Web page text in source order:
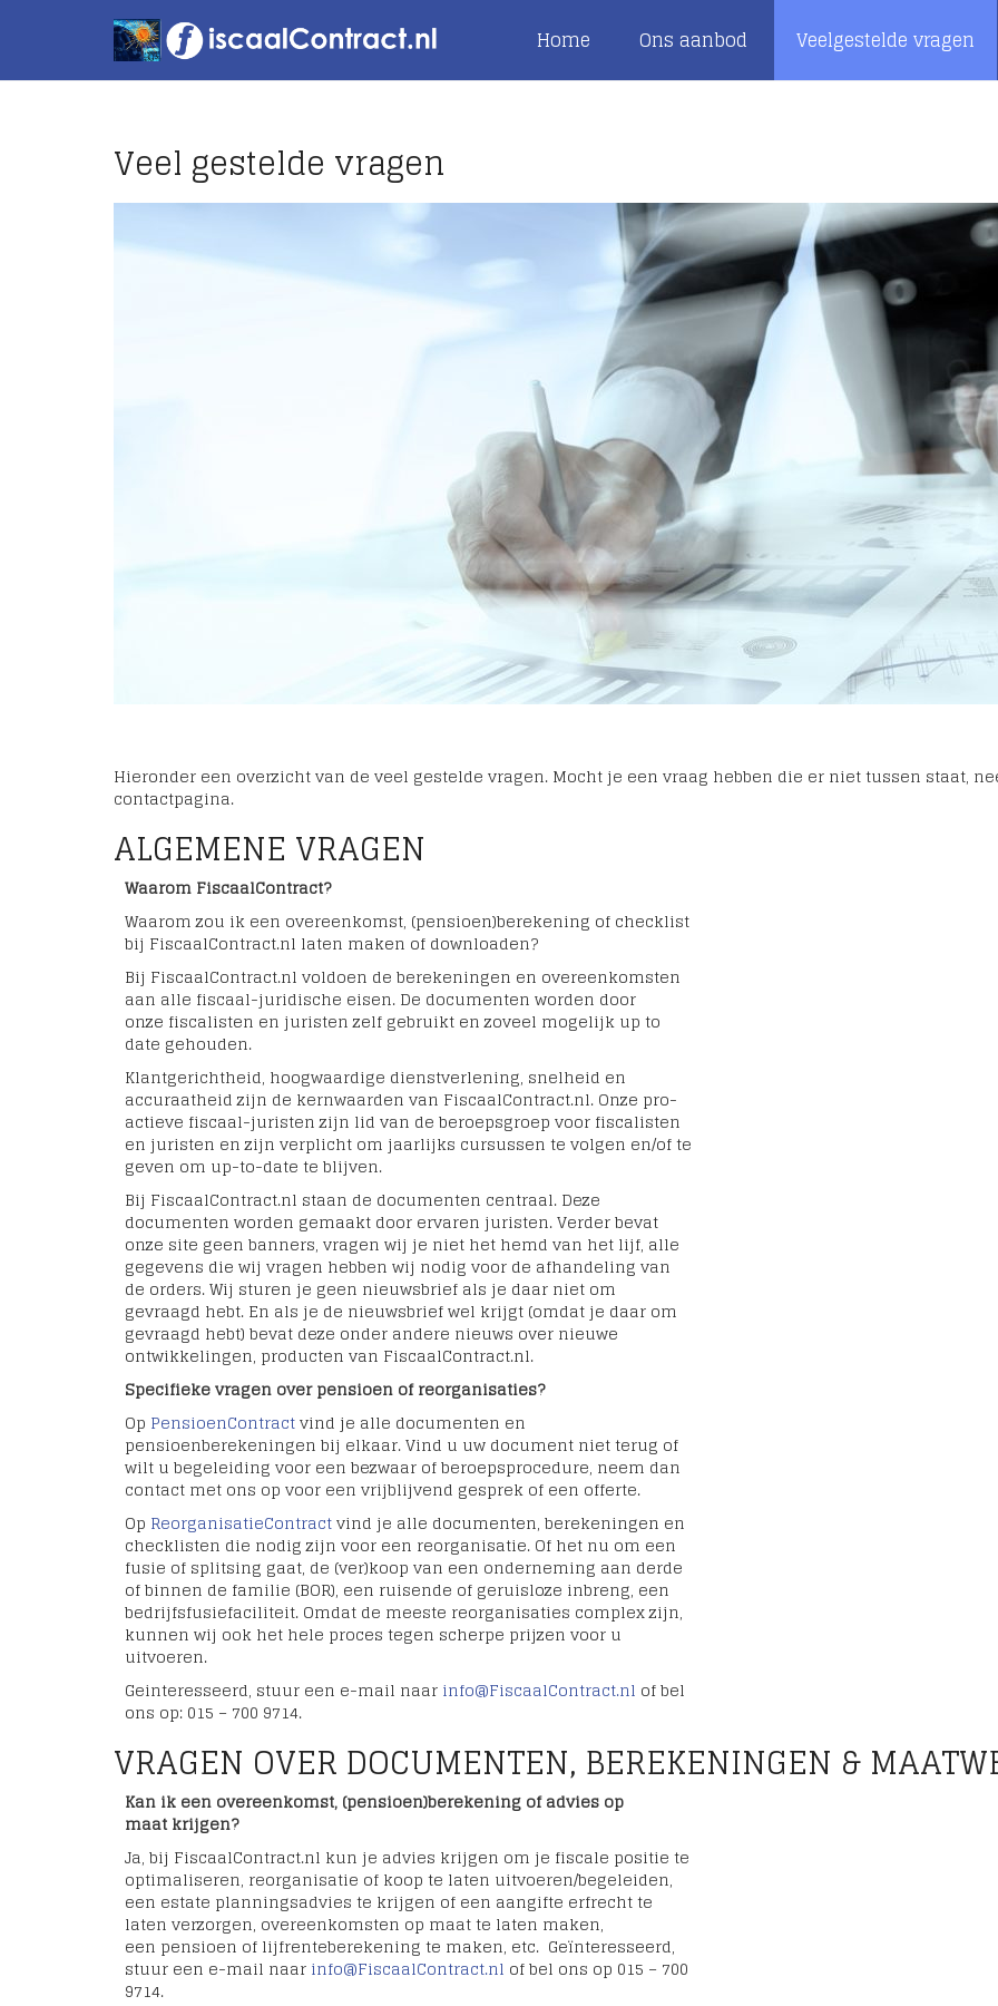
Home Ons aanbod Veelgestelde vragen
Veel gestelde vragen
Hieronder een overzicht van de veel gestelde vragen. Mocht je een vraag hebben die er niet tussen staat,
contactpagina.
ALGEMENE VRAGEN
Waarom FiscaalContract?
Waarom zou ik een overeenkomst, (pensioen)berekening of checklist
bij FiscaalContract.nl laten maken of downloaden?
Bij FiscaalContract.nl voldoen de berekeningen en overeenkomsten
aan alle fiscaal-juridische eisen. De documenten worden door
onze fiscalisten en juristen zelf gebruikt en zoveel mogelijk up to
date gehouden.
Klantgerichtheid, hoogwaardige dienstverlening, snelheid en
accuraatheid zijn de kernwaarden van FiscaalContract.nl. Onze pro-
actieve fiscaal-juristen zijn lid van de beroepsgroep voor fiscalisten
en juristen en zijn verplicht om jaarlijks cursussen te volgen en/of te
geven om up-to-date te blijven.
Bij FiscaalContract.nl staan de documenten centraal. Deze
documenten worden gemaakt door ervaren juristen. Verder bevat
onze site geen banners, vragen wij je niet het hemd van het lijf, alle
gegevens die wij vragen hebben wij nodig voor de afhandeling van
de orders. Wij sturen je geen nieuwsbrief als je daar niet om
gevraagd hebt. En als je de nieuwsbrief wel krijgt (omdat je daar om
gevraagd hebt) bevat deze onder andere nieuws over nieuwe
ontwikkelingen, producten van FiscaalContract.nl.
Specifieke vragen over pensioen of reorganisaties?
Op PensioenContractvind je alle documenten en
pensioenberekeningen bij elkaar. Vind u uw document niet terug of
wilt u begeleiding voor een bezwaar of beroepsprocedure, neem dan
contact met ons op voor een vrijblijvend gesprek of een offerte.
Op ReorganisatieContractvind je alle documenten, berekeningen en
checklisten die nodig zijn voor een reorganisatie. Of het nu om een
fusie of splitsing gaat, de (ver)koop van een onderneming aan derde
of binnen de familie (BOR), een ruisende of geruisloze inbreng, een
bedrijfsfusiefaciliteit. Omdat de meeste reorganisaties complex zijn,
kunnen wij ook het hele proces tegen scherpe prijzen voor u
uitvoeren.
Geinteresseerd, stuur een e-mail naar info@FiscaalContract.nl of bel
ons op: 015 – 700 9714.
VRAGEN OVER DOCUMENTEN, BEREKENINGEN &
Kan ik een overeenkomst, (pensioen)berekening of advies op
maat krijgen?
Ja, bij FiscaalContract.nl kun je advies krijgen om je fiscale positie te
optimaliseren, reorganisatie of koop te laten uitvoeren/begeleiden,
een estate planningsadvies te krijgen of een aangifte erfrecht te
laten verzorgen, overeenkomsten op maat te laten maken,
een pensioen of lijfrenteberekening te maken, etc. Geïnteresseerd,
stuur een e-mail naar info@FiscaalContract.nl of bel ons op 015 – 700
9714.